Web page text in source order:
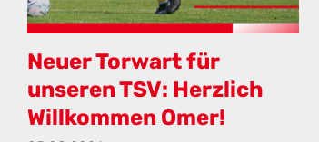
Neuer Torwart für
unseren TSV: Herzlich
Willkommen Omer!